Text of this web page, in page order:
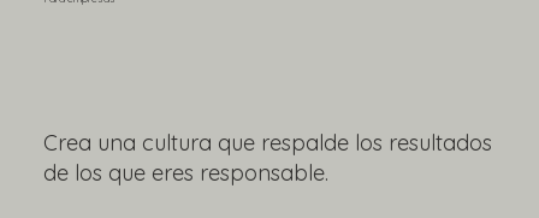
Crea una cultura que respalde los resultados
de los que eres responsable.